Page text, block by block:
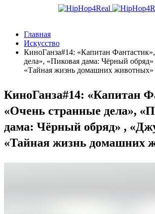
Главная
Искусство
КиноГанза#14: «Капитан
дела», «Пиковая дама: Чёрный
«Тайная жизнь домашних животных»
КиноГанза#14: «Капитан
«Очень странные дела»,
дама: Чёрный обряд» ,
«Тайная жизнь домашних